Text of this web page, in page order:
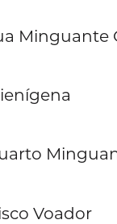
Minguante
Voador